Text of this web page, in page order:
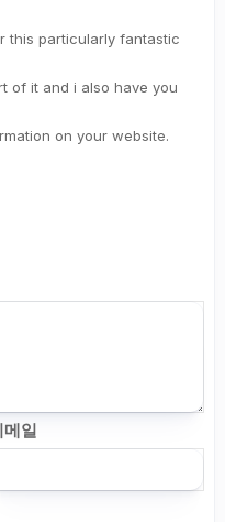
this particularly fantastic
of it and i also have you
on your website.
메일